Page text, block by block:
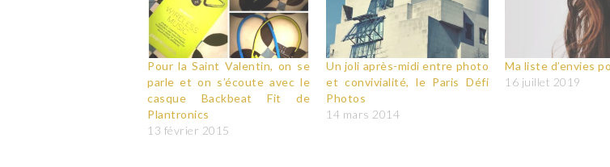
Pour la Saint Valentin, on se
parle et on s’écoute avec le
casque Backbeat Fit de
Plantronics
13 février 2015
Un joli après-midi entre photo
et convivialité, le Paris Défi
Photos
14 mars 2014
Ma liste d’envies
16 juillet 2019